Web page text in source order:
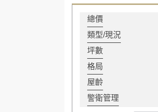
總價
類型/現況
坪數
格局
屋齡
警衛管理